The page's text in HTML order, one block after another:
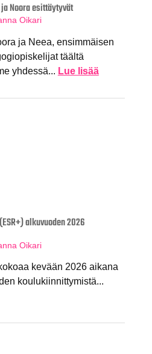
Noora esittäytyvät
Oikari
ja Neea, ensimmäisen
täältä
yhdessä... Lue lisää
alkuvuoden 2026
Oikari
kevään 2026 aikana
koulukiinnittymistä...